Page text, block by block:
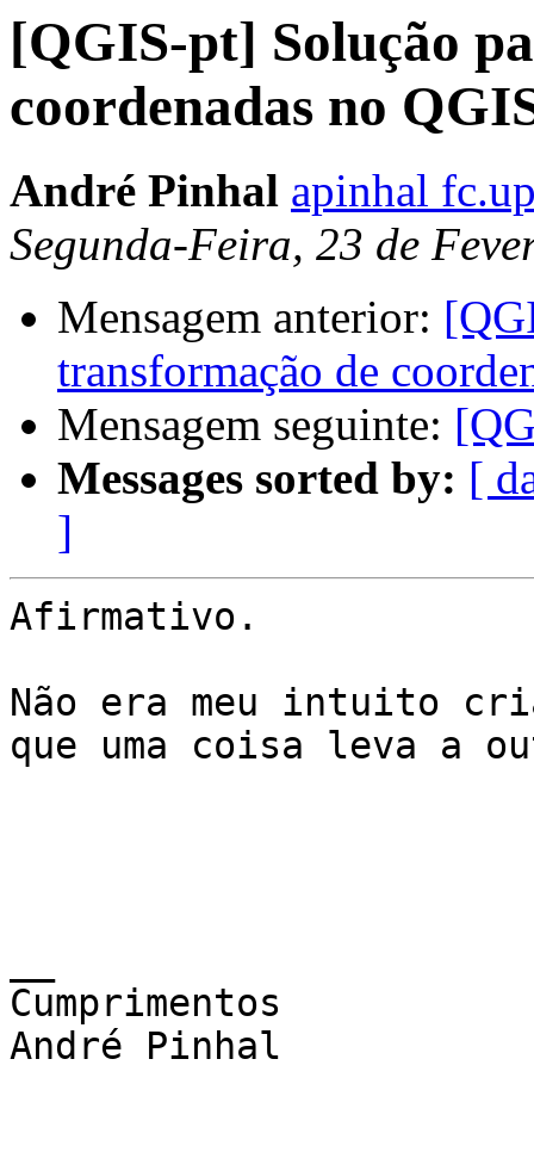
[QGIS-pt] Solução
coordenadas no
André Pinhal apinhal
Segunda-Feira, 23 de
Mensagem anterior:
transformação de
Mensagem seguinte:
Messages sorted by: [
]
Afirmativo.
Não era meu intuito
que uma coisa leva a
Cumprimentos
André Pinhal